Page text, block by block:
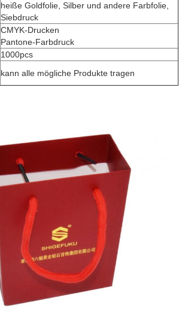
heiße Goldfolie, Silber und andere Farbfolie,
Siebdruck
CMYK-Drucken
Pantone-Farbdruck
1000pcs
kann alle mögliche Produkte tragen